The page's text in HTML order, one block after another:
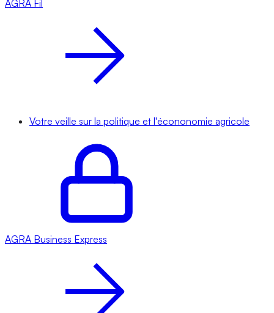
AGRA Fil
Votre veille sur la politique et l'écononomie agricole
AGRA Business Express